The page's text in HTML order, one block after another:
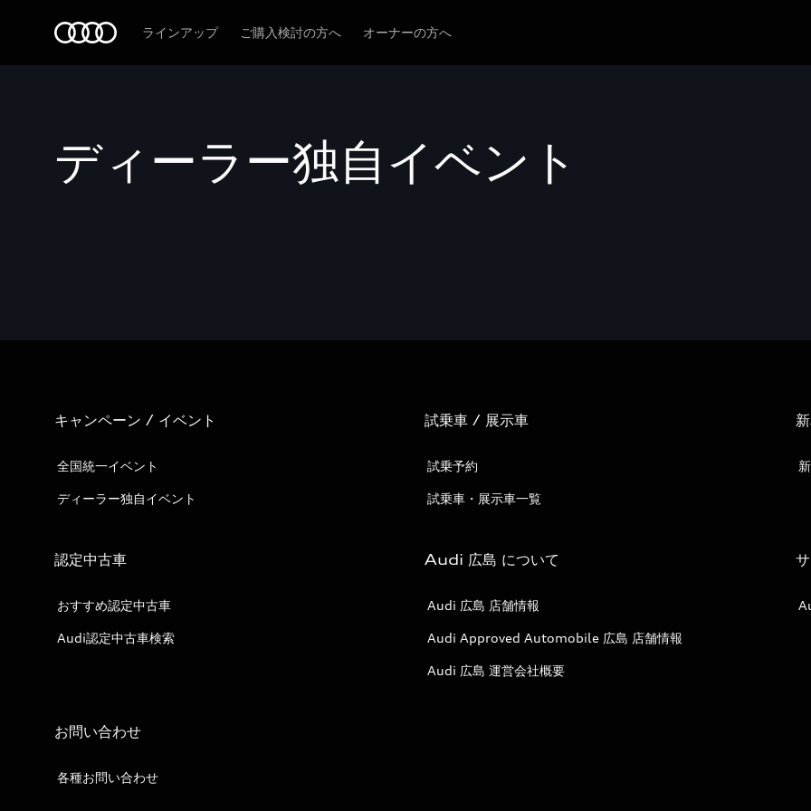
ラインアップ ご購入検討の方へ オーナーの方へ
ディーラー独自イベント
キャンペーン / イベント
全国統一イベント
ディーラー独自イベント
試乗車 / 展示車
試乗予約
試乗車・展示車一覧
認定中古車
おすすめ認定中古車
Audi認定中古車検索
Audi 広島 について
Audi 広島 店舗情報
Audi Approved Automobile 広島 店舗情報
Audi 広島 運営会社概要
お問い合わせ
各種お問い合わせ